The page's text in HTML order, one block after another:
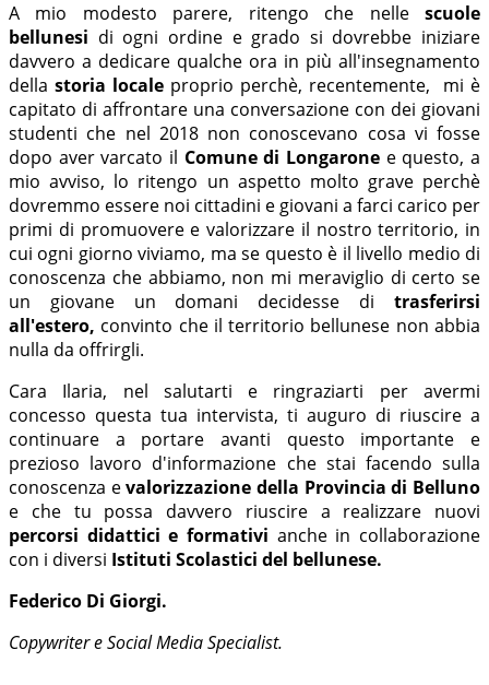
A mio modesto parere, ritengo che nelle scuole
bellunesi di ogni ordine e grado si dovrebbe iniziare
davvero a dedicare qualche ora in più all'insegnamento
della storia locale proprio perchè, recentemente, mi è
capitato di affrontare una conversazione con dei giovani
studenti che nel 2018 non conoscevano cosa vi fosse
dopo aver varcato il Comune di Longarone e questo, a
mio avviso, lo ritengo un aspetto molto grave perchè
dovremmo essere noi cittadini e giovani a farci carico per
primi di promuovere e valorizzare il nostro territorio, in
cui ogni giorno viviamo, ma se questo è il livello medio di
conoscenza che abbiamo, non mi meraviglio di certo se
un giovane un domani decidesse di trasferirsi
all'estero, convinto che il territorio bellunese non abbia
nulla da offrirgli.
Cara Ilaria, nel salutarti e ringraziarti per avermi
concesso questa tua intervista, ti auguro di riuscire a
continuare a portare avanti questo importante e
prezioso lavoro d'informazione che stai facendo sulla
conoscenza evalorizzazione della Provincia di Belluno
e che tu possa davvero riuscire a realizzare nuovi
percorsi didattici e formativi anche in collaborazione
con i diversi Istituti Scolastici del bellunese.
Federico Di Giorgi.
Copywriter e Social Media Specialist.